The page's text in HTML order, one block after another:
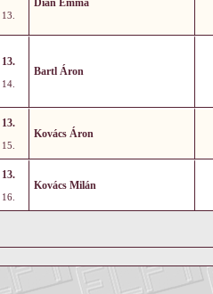
13.
Dián Emma
13.
14.
Bartl Áron
13.
15.
Kovács Áron
13.
16.
Kovács Milán